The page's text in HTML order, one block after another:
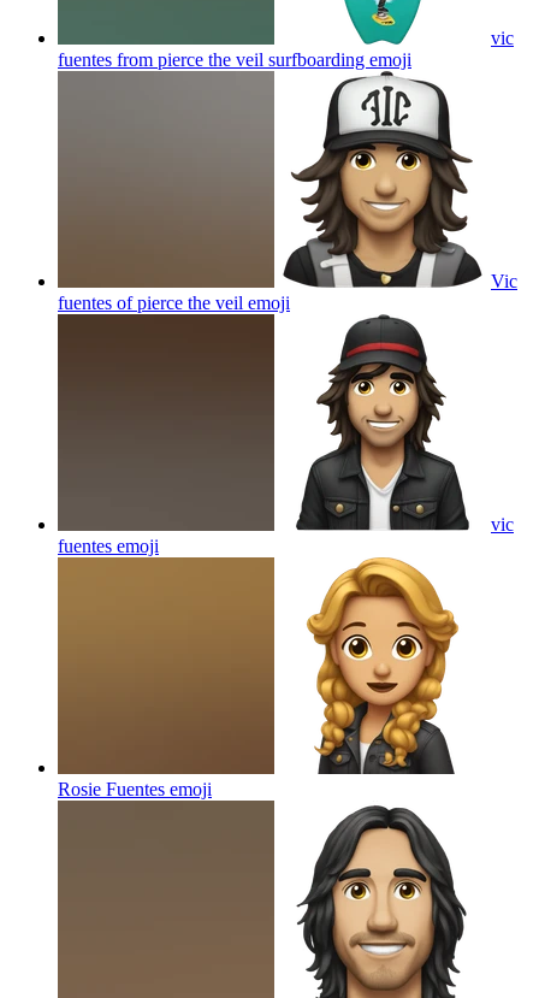
vic
fuentes from pierce the veil surfboarding emoji
Vic
fuentes of pierce the veil emoji
vic
fuentes emoji
Rosie Fuentes emoji